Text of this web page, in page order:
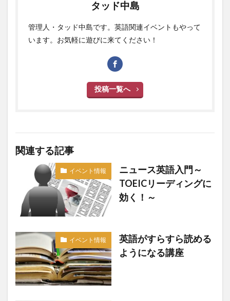
タッド中島
管理人・タッド中島です。英語関連イベントもやって
います。お気軽に遊びに来てください！
投稿一覧へ
関連する記事
イベント情報
ニュース英語入門～
TOEICリーディングに
効く！～
イベント情報
英語がすらすら読める
ようになる講座